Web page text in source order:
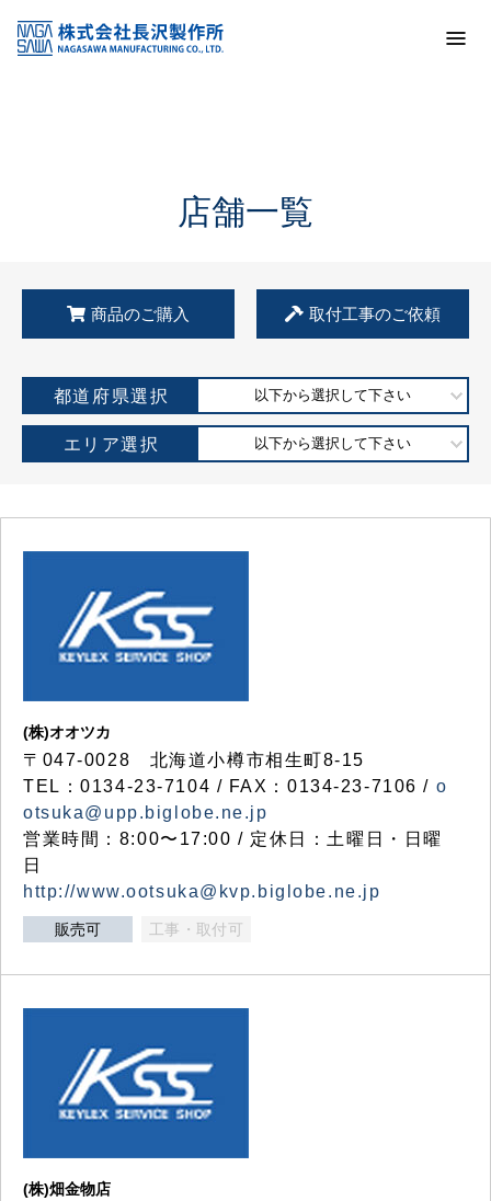
KSS加盟店・取扱店情報
店舗一覧
店舗一覧
商品のご購入 取付工事のご依頼
都道府県選択 以下から選択して下さい
エリア選択 以下から選択して下さい
(株)オオツカ
〒047-0028 北海道小樽市相生町8-15
TEL：0134-23-7104 / FAX：0134-23-7106 / o
otsuka@upp.biglobe.ne.jp
営業時間：8:00〜17:00 / 定休日：土曜日・日曜
日
http://www.ootsuka@kvp.biglobe.ne.jp
販売可 工事・取付可
(株)畑金物店